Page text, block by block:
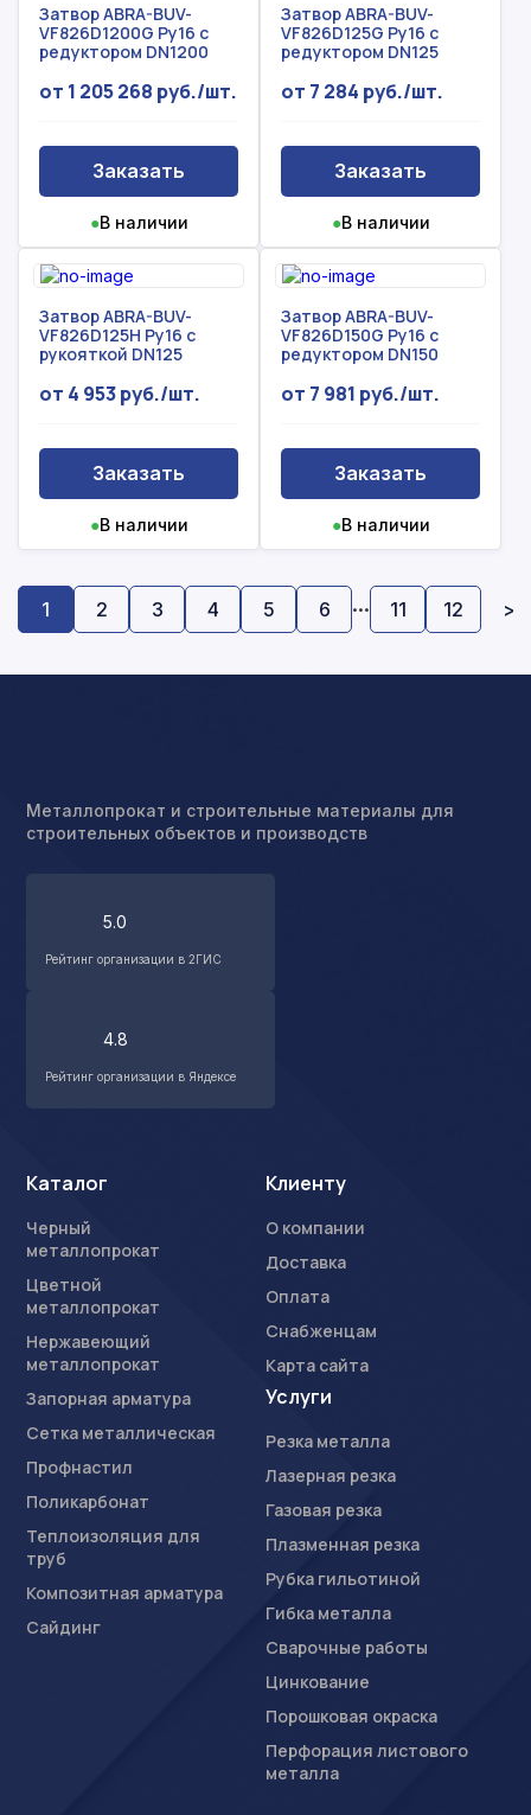
Затвор ABRA-BUV-
VF826D1200G Ру16 с
редуктором DN1200
от 1 205 268 руб./шт.
Заказать
●В наличии
Затвор ABRA-BUV-
VF826D125G Ру16 с
редуктором DN125
от 7 284 руб./шт.
Заказать
●В наличии
Затвор ABRA-BUV-
VF826D125H Ру16 с
рукояткой DN125
от 4 953 руб./шт.
Заказать
●В наличии
Затвор ABRA-BUV-
VF826D150G Ру16 с
редуктором DN150
от 7 981 руб./шт.
Заказать
●В наличии
1 2 3 4 5 6 ... 11 12 >
Металлопрокат и строительные материалы для
строительных объектов и производств
5.0
Рейтинг организации в 2ГИС
4.8
Рейтинг организации в Яндексе
Каталог
Черный
металлопрокат
Цветной
металлопрокат
Нержавеющий
металлопрокат
Запорная арматура
Сетка металлическая
Профнастил
Поликарбонат
Теплоизоляция для
труб
Композитная арматура
Сайдинг
Клиенту
О компании
Доставка
Оплата
Снабженцам
Карта сайта
Услуги
Резка металла
Лазерная резка
Газовая резка
Плазменная резка
Рубка гильотиной
Гибка металла
Сварочные работы
Цинкование
Порошковая окраска
Перфорация листового
металла